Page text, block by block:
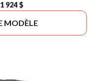
924 $
MODÈLE